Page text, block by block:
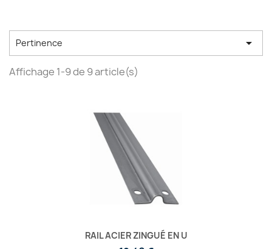
Pertinence 
Affichage 1-9 de 9 article(s)
RAIL ACIER ZINGUÉ EN U